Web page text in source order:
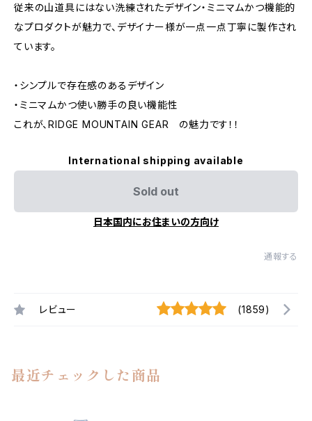
従来の山道具にはない洗練されたデザイン・ミニマムかつ機能的
なプロダクトが魅力で、デザイナー様が一点一点丁寧に製作され
ています。
・シンプルで存在感のあるデザイン
・ミニマムかつ使い勝手の良い機能性
これが、RIDGE MOUNTAIN GEAR の魅力です！！
International shipping available
Sold out
日本国内にお住まいの方向け
通報する
レビュー (1859)
最近チェックした商品